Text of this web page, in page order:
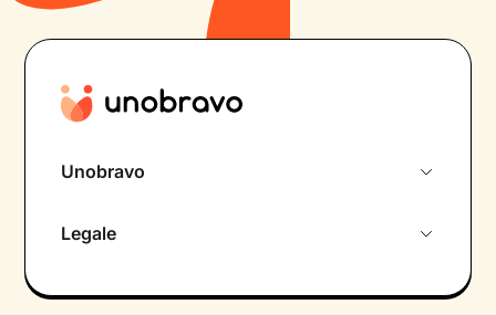
Unobravo
Psicologo in chat
Legale